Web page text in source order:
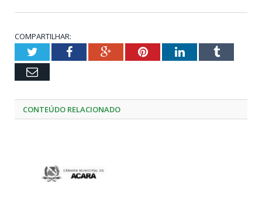
COMPARTILHAR:
TwitterFacebookGoogle+PinterestLinkedInTumblr
Email
CONTEÚDO RELACIONADO